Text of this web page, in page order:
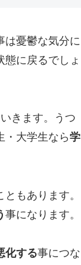
は憂鬱な気分に
に戻るでしょ
きます。うつ
・大学生なら学
ともあります。
事になります。
化する事につな